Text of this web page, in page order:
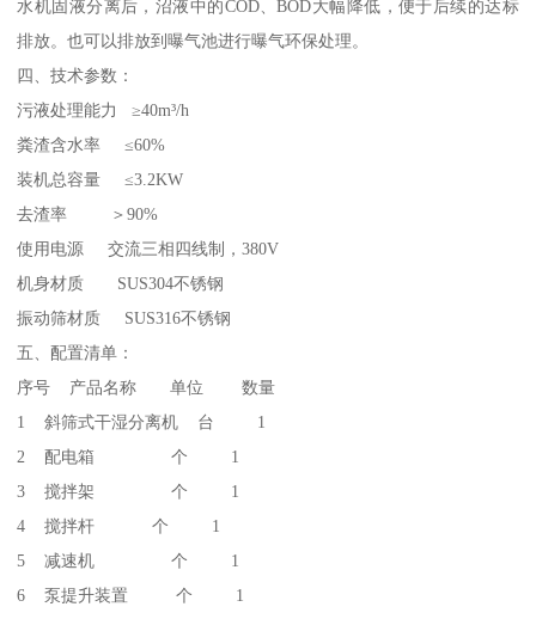
水机固液分离后，沼液中的COD、BOD大幅降低，便于后续的达标
排放。也可以排放到曝气池进行曝气环保处理。
四、技术参数：
污液处理能力 ≥40m³/h
粪渣含水率 ≤60%
装机总容量 ≤3.2KW
去渣率 ＞90%
使用电源 交流三相四线制，380V
机身材质 SUS304不锈钢
振动筛材质 SUS316不锈钢
五、配置清单：
序号 产品名称 单位 数量
1 斜筛式干湿分离机 台 1
2 配电箱 个 1
3 搅拌架 个 1
4 搅拌杆 个 1
5 减速机 个 1
6 泵提升装置 个 1